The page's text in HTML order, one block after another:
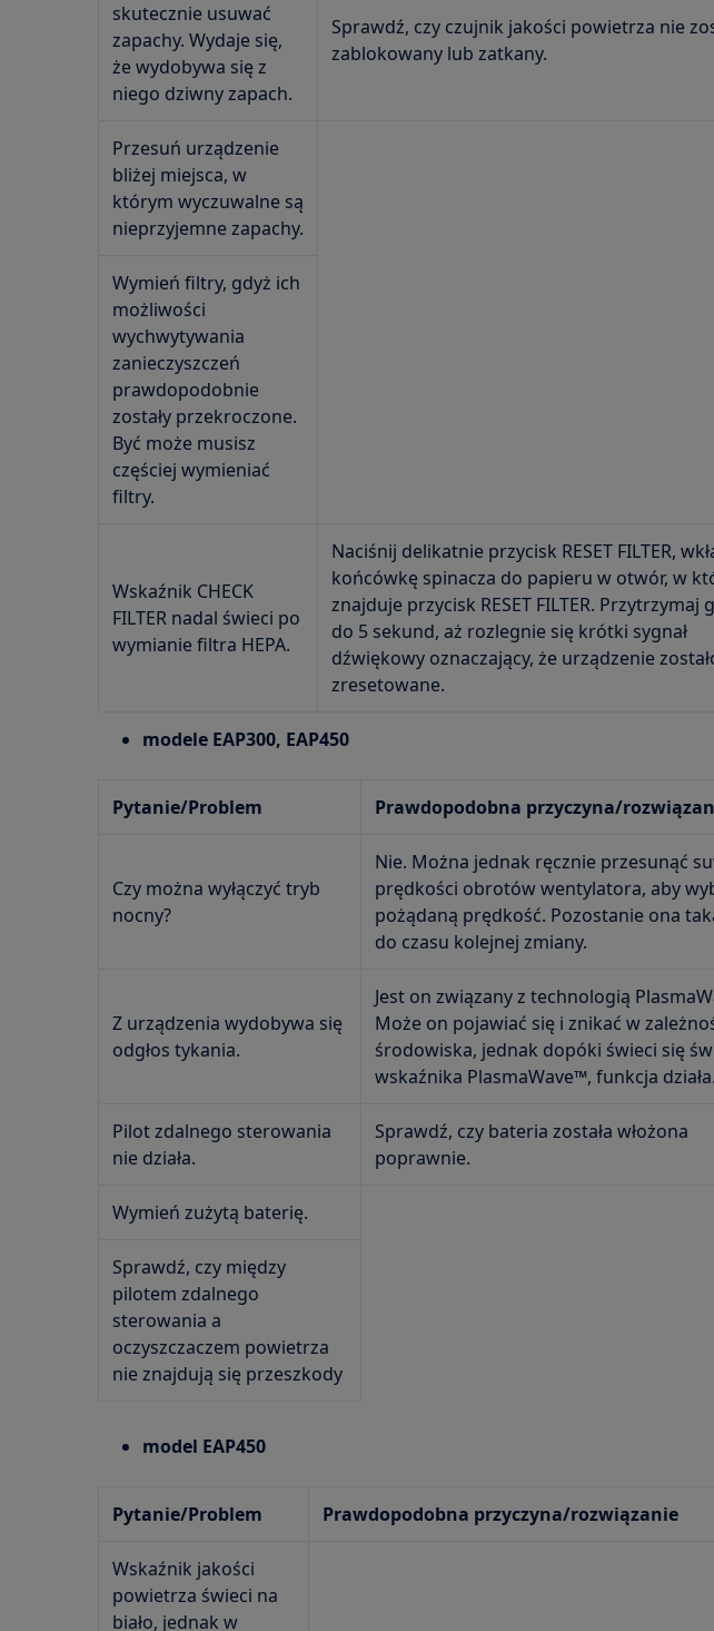
skutecznie usuwać
zapachy. Wydaje się,
że wydobywa się z
niego dziwny zapach.
Sprawdź, czy czujnik jakości powietrza nie
zablokowany lub zatkany.
Przesuń urządzenie
bliżej miejsca, w
którym wyczuwalne są
nieprzyjemne zapachy.
Wymień filtry, gdyż ich
możliwości
wychwytywania
zanieczyszczeń
prawdopodobnie
zostały przekroczone.
Być może musisz
częściej wymieniać
filtry.
Wskaźnik CHECK
FILTER nadal świeci po
wymianie filtra HEPA.
Naciśnij delikatnie przycisk RESET FILTER,
końcówkę spinacza do papieru w otwór, w
znajduje przycisk RESET FILTER. Przytrzymaj
do 5 sekund, aż rozlegnie się krótki sygnał
dźwiękowy oznaczający, że urządzenie
zresetowane.
modele EAP300, EAP450
Pytanie/Problem Prawdopodobna przyczyna/
Czy można wyłączyć tryb
nocny?
Nie. Można jednak ręcznie przesunąć
prędkości obrotów wentylatora, aby
pożądaną prędkość. Pozostanie ona
do czasu kolejnej zmiany.
Z urządzenia wydobywa się
odgłos tykania.
Jest on związany z technologią
Może on pojawiać się i znikać w
środowiska, jednak dopóki świeci się
wskaźnika PlasmaWave™, funkcja działa.
Pilot zdalnego sterowania
nie działa.
Sprawdź, czy bateria została włożona
poprawnie.
Wymień zużytą baterię.
Sprawdź, czy między
pilotem zdalnego
sterowania a
oczyszczaczem powietrza
nie znajdują się przeszkody
model EAP450
Pytanie/Problem Prawdopodobna przyczyna/rozwiązanie
Wskaźnik jakości
powietrza świeci na
biało, jednak w